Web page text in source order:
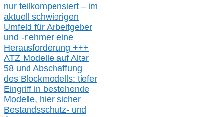
nur teilkompensiert – im
aktuell schwierigen
Umfeld für Arbeitgeber
und -nehmer eine
Herausforderung +++
ATZ-Modelle auf Alter
58 und Abschaffung
des Blockmodells: tiefer
Eingriff in bestehende
Modelle, hier sicher
Bestandsschutz- und